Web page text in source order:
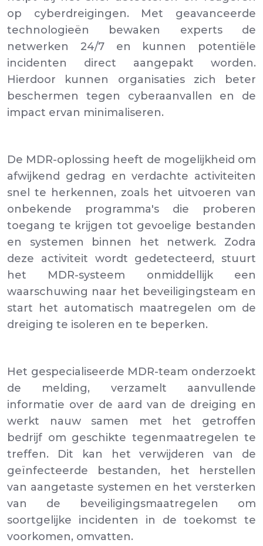
op cyberdreigingen. Met geavanceerde
technologieën bewaken experts de
netwerken 24/7 en kunnen potentiële
incidenten direct aangepakt worden.
Hierdoor kunnen organisaties zich beter
beschermen tegen cyberaanvallen en de
impact ervan minimaliseren.
De MDR-oplossing heeft de mogelijkheid om
afwijkend gedrag en verdachte activiteiten
snel te herkennen, zoals het uitvoeren van
onbekende programma's die proberen
toegang te krijgen tot gevoelige bestanden
en systemen binnen het netwerk. Zodra
deze activiteit wordt gedetecteerd, stuurt
het MDR-systeem onmiddellijk een
waarschuwing naar het beveiligingsteam en
start het automatisch maatregelen om de
dreiging te isoleren en te beperken.
Het gespecialiseerde MDR-team onderzoekt
de melding, verzamelt aanvullende
informatie over de aard van de dreiging en
werkt nauw samen met het getroffen
bedrijf om geschikte tegenmaatregelen te
treffen. Dit kan het verwijderen van de
geïnfecteerde bestanden, het herstellen
van aangetaste systemen en het versterken
van de beveiligingsmaatregelen om
soortgelijke incidenten in de toekomst te
voorkomen, omvatten.